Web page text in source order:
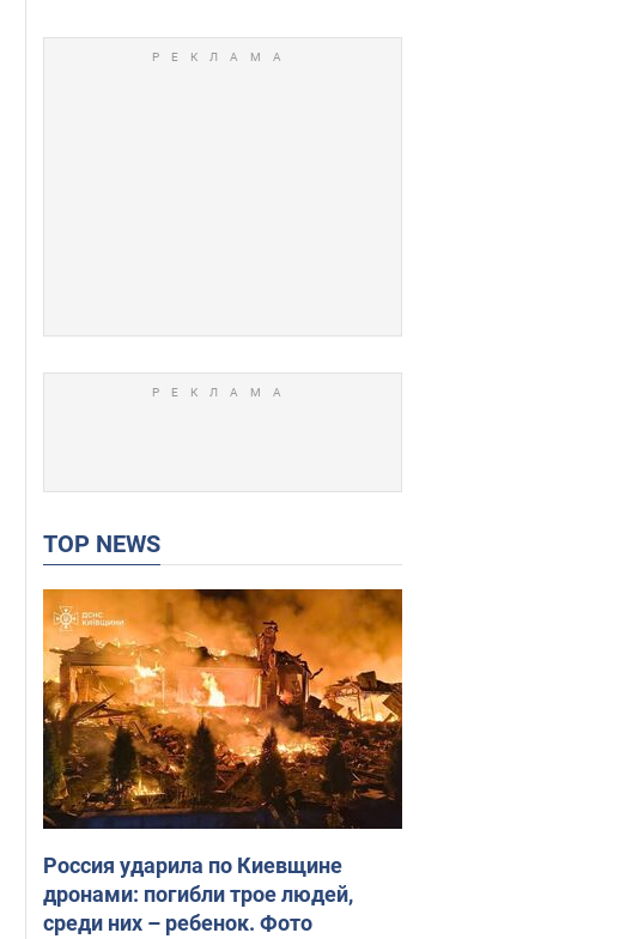
TOP NEWS
Россия ударила по Киевщине
дронами: погибли трое людей,
среди них – ребенок. Фото